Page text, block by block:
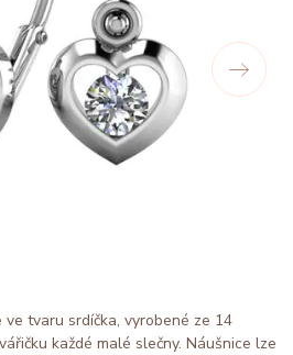
tvaru srdíčka, vyrobené ze 14
každé malé slečny. Náušnice lze